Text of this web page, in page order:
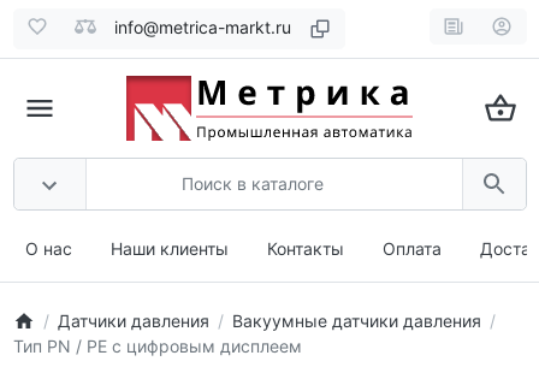
info@metrica-markt.ru
О нас Наши клиенты Контакты Оплата
Датчики давления
Вакуумные датчики давления
Тип PN / PE с цифровым дисплеем